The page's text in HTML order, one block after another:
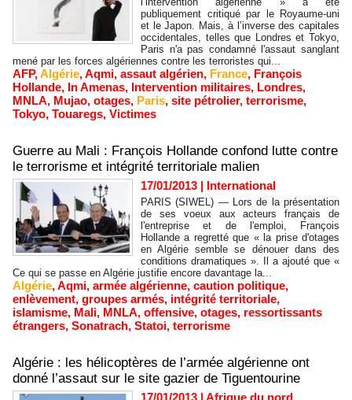
publiquement critiqué par le Royaume-uni
et le Japon. Mais, à l’inverse des capitales
occidentales, telles que Londres et Tokyo,
Paris n'a pas condamné l'assaut sanglant
mené par les forces algériennes contre les terroristes qui...
AFP,Algérie,Aqmi, assaut algérien, France, François
Hollande, In Amenas, Intervention militaires, Londres,
MNLA, Mujao, otages, Paris, site pétrolier, terrorisme,
Tokyo, Touaregs, Victimes
Guerre au Mali : François Hollande confond lutte contre
le terrorisme et intégrité territoriale malien
17/01/2013 | International
PARIS (SIWEL) — Lors de la présentation
de ses voeux aux acteurs français de
l'entreprise et de l'emploi, François
Hollande a regretté que « la prise d'otages
en Algérie semble se dénouer dans des
conditions dramatiques ». Il a ajouté que «
Ce qui se passe en Algérie justifie encore davantage la...
Algérie,Aqmi, armée algérienne, caution politique,
enlèvement, groupes armés, intégrité territoriale,
islamisme, Mali, MNLA, offensive, otages, ressortissants
étrangers, Sonatrach, Statoi, terrorisme
Algérie : les hélicoptères de l’armée algérienne ont
donné l’assaut sur le site gazier de Tiguentourine
17/01/2013 | Afrique du nord